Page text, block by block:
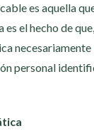
es aquella
el hecho de
personal